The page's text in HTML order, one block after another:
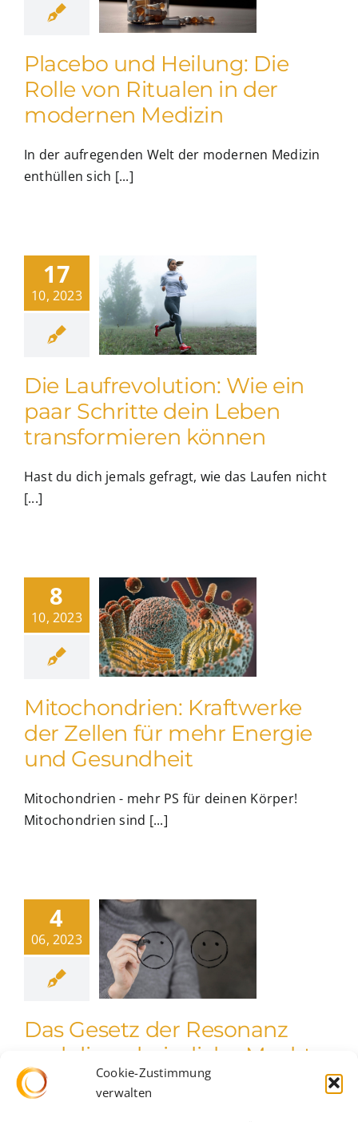
Cookie-Zustimmung
verwalten
Placebo und Heilung: Die
Rolle von Ritualen in der
modernen Medizin
In der aufregenden Welt der modernen Medizin
enthüllen sich [...]
17
10, 2023
Die Laufrevolution: Wie ein
paar Schritte dein Leben
transformieren können
Hast du dich jemals gefragt, wie das Laufen nicht
[...]
8
10, 2023
Mitochondrien: Kraftwerke
der Zellen für mehr Energie
und Gesundheit
Mitochondrien - mehr PS für deinen Körper!
Mitochondrien sind [...]
4
06, 2023
Das Gesetz der Resonanz
und die unheimliche Macht
der Gedanken: Wie innen, so
außen!